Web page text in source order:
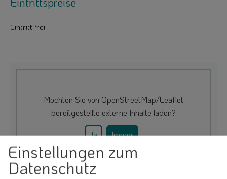
Eintritt frei
Möchten Sie von OpenStreetMap/Leaflet
bereitgestellte externe Inhalte laden?
Ja Immer
Einstellungen zum
Datenschutz